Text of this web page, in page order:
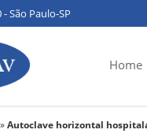
São Paulo-SP
Home
»Autoclave horizontal